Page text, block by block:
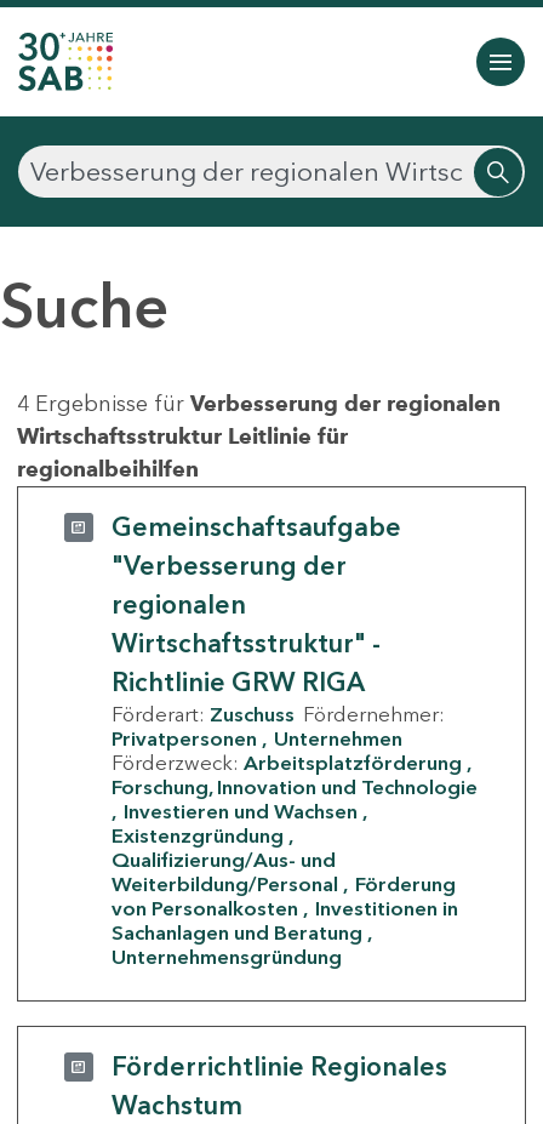
Suche
4 Ergebnisse für Verbesserung der regionalen
Wirtschaftsstruktur Leitlinie für
regionalbeihilfen
Gemeinschaftsaufgabe
"Verbesserung der
regionalen
Wirtschaftsstruktur" -
Richtlinie GRW RIGA
Förderart: Zuschuss Fördernehmer:
Privatpersonen
Unternehmen
Förderzweck: Arbeitsplatzförderung
Forschung, Innovation und Technologie
Investieren und Wachsen
Existenzgründung
Qualifizierung/Aus- und
Weiterbildung/Personal
Förderung
von Personalkosten
Investitionen in
Sachanlagen und Beratung
Unternehmensgründung
Förderrichtlinie Regionales
Wachstum